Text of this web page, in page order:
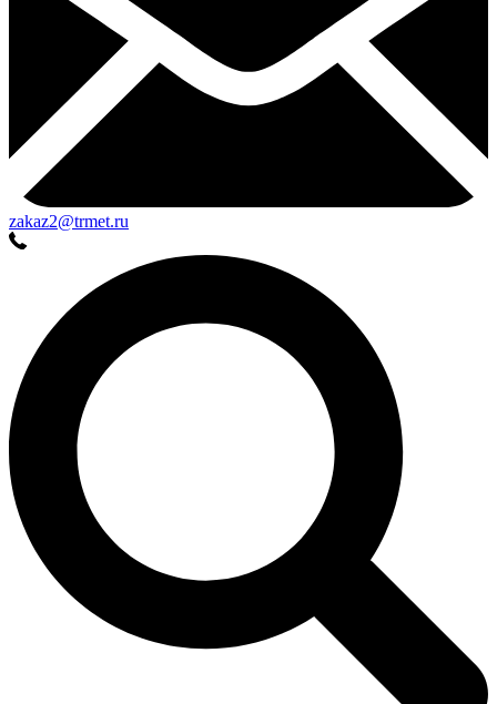
zakaz2@trmet.ru